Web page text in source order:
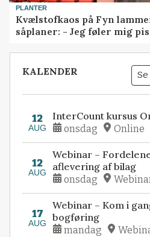
PLANTER
Kvælstofkaos på Fyn
såplaner: - Jeg føler mig
KALENDER
12
AUG
InterCount kursus
onsdag Online
12
AUG
Webinar –
aflevering af bilag
onsdag
17
AUG
Webinar – Kom i
bogføring
mandag